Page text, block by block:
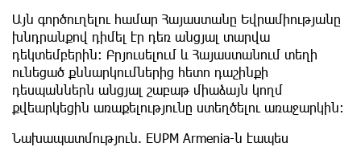
Այն գործուղելու համար Հայաստանը Եվրամիությանը
խնդրանքով դիմել էր դեռ անցյալ տարվա
դեկտեմբերին։ Բրյուսելում և Հայաստանում տեղի
ունեցած քննարկումներից հետո դաշինքի
դեսպաններն անցյալ շաբաթ միաձայն կողմ
քվեարկեցին առաքելությունը ստեղծելու առաջարկին:
Նախապատմություն. EUPM Armenia-ն էապես